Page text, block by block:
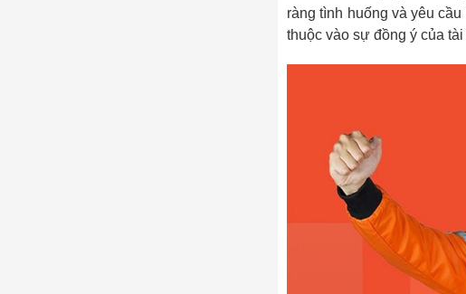
ràng tình huống và yêu
thuộc vào sự đồng ý của